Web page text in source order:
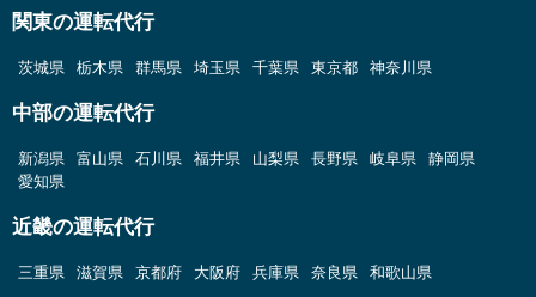
関東の運転代行
茨城県 栃木県 群馬県 埼玉県 千葉県 東京都 神奈川県
中部の運転代行
新潟県 富山県 石川県 福井県 山梨県 長野県 岐阜県
静岡県
愛知県
近畿の運転代行
三重県 滋賀県 京都府 大阪府 兵庫県 奈良県 和歌山県